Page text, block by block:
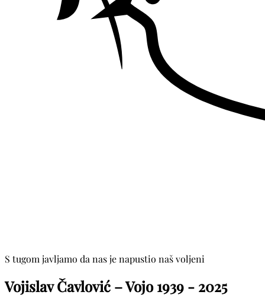
S tugom javljamo da nas je napustio naš voljeni
Vojislav Čavlović – Vojo1939 - 2025